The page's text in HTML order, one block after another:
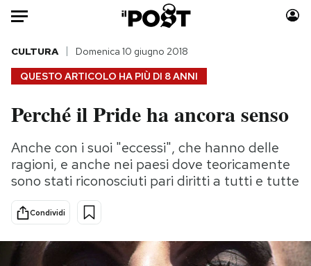
Auto
HOME
Italia
Politica
Tecnologia
Scienza
Economia
Moda
Consumismi
Storie/Idee
Altrecose
QUESTO ARTICOLO HA PIÙ DI 8 ANNI
CULTURA Domenica 10 giugno 2018
Perché il Pride ha ancora senso
Anche con i suoi "eccessi", che hanno delle
ragioni, e anche nei paesi dove teoricamente
sono stati riconosciuti pari diritti a tutti e tutte
Condividi